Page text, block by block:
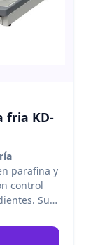
fria KD-
parafina y
control
Su